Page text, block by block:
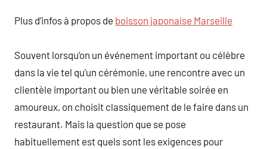
Plus d’infos à propos de boisson japonaise Marseille
Souvent lorsqu’on un événement important ou célèbre
dans la vie tel qu’un cérémonie, une rencontre avec un
clientèle important ou bien une véritable soirée en
amoureux, on choisit classiquement de le faire dans un
restaurant. Mais la question que se pose
habituellement est quels sont les exigences pour